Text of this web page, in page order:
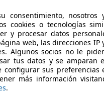
consentimiento, nosotros
cookies o tecnologías
y procesar datos
web, las direcciones IP
Algunos socios no le
tus datos y se amparan
configurar sus preferencias
más información
.